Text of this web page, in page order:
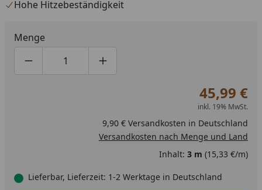
Hohe Hitzebeständigkeit
Menge
Produktmenge um eins verringern
Produktmenge manuell eingeben
Produktmenge um eins erhöhen
45,99 €
inkl. 19% MwSt.
9,90 € Versandkosten in Deutschland
Versandkosten nach Menge und Land
Inhalt: 3 m (15,33 €/m)
Lieferbar, Lieferzeit: 1-2 Werktage in Deutschland